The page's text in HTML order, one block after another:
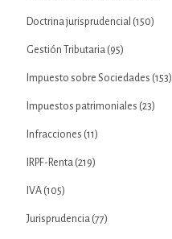
Doctrina jurisprudencial (150)
Gestión Tributaria (95)
Impuesto sobre Sociedades (153)
Impuestos patrimoniales (23)
Infracciones (11)
IRPF-Renta (219)
IVA (105)
Jurisprudencia (77)